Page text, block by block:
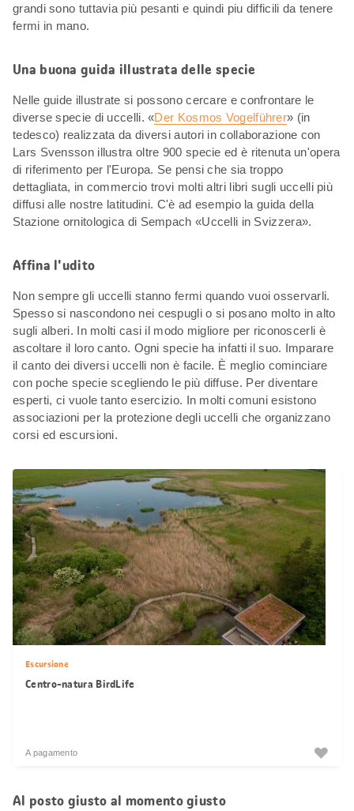
grandi sono tuttavia più pesanti e quindi piu difficili da tenere
fermi in mano.
Una buona guida illustrata delle specie
Nelle guide illustrate si possono cercare e confrontare le
diverse specie di uccelli. «Der Kosmos Vogelführer» (in
tedesco) realizzata da diversi autori in collaborazione con
Lars Svensson illustra oltre 900 specie ed è ritenuta un'opera
di riferimento per l'Europa. Se pensi che sia troppo
dettagliata, in commercio trovi molti altri libri sugli uccelli più
diffusi alle nostre latitudini. C'è ad esempio la guida della
Stazione ornitologica di Sempach «Uccelli in Svizzera».
Affina l'udito
Non sempre gli uccelli stanno fermi quando vuoi osservarli.
Spesso si nascondono nei cespugli o si posano molto in alto
sugli alberi. In molti casi il modo migliore per riconoscerli è
ascoltare il loro canto. Ogni specie ha infatti il suo. Imparare
il canto dei diversi uccelli non è facile. È meglio cominciare
con poche specie scegliendo le più diffuse. Per diventare
esperti, ci vuole tanto esercizio. In molti comuni esistono
associazioni per la protezione degli uccelli che organizzano
corsi ed escursioni.
Escursione
Centro-natura BirdLife
A pagamento
Al posto giusto al momento giusto